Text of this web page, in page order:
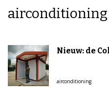
airconditioning
Nieuw: de
airconditioning